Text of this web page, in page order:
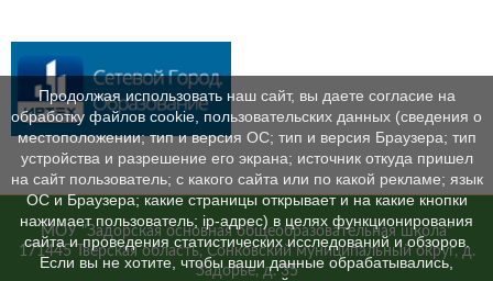
МОУ "Задорская основная общеобразовательная школа"
171445 Тверская область, Сонковский муниципальный округ, д.
Задорье, д. 35
Продолжая использовать наш сайт, вы даете согласие на
обработку файлов cookie, пользовательских данных (сведения о
местоположении; тип и версия ОС; тип и версия Браузера; тип
устройства и разрешение его экрана; источник откуда пришел
на сайт пользователь; с какого сайта или по какой рекламе; язык
ОС и Браузера; какие страницы открывает и на какие кнопки
нажимает пользователь; ip-адрес) в целях функционирования
сайта и проведения статистических исследований и обзоров.
Если вы не хотите, чтобы ваши данные обрабатывались,